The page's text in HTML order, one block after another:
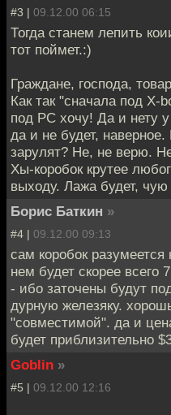
#3 | 09.12.00 06:15
Тогда станем лепить
тот поймет.:)
Граждане, господа,
Как так "сначала под X-
под PC хочу! Да и нету
да и не будет,
зарулят? Не, не верю.
Хы-коробок крутее
выходу. Лажа будет,
Борис Баткин »
#4 | 09.12.00 09:13
сам коробок
нем будет скорее всего
- ибо заточены будут
дурную железяку.
"совместимой". да и
будет приблизительно
Goblin »
#5 | 09.12.00 12:16